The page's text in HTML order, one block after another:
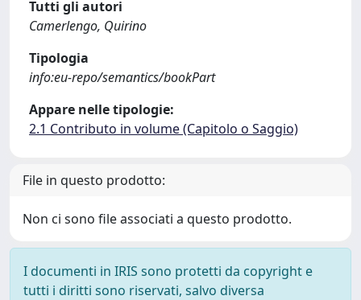
Tutti gli autori
Camerlengo, Quirino
Tipologia
info:eu-repo/semantics/bookPart
Appare nelle tipologie:
2.1 Contributo in volume (Capitolo o Saggio)
File in questo prodotto:
Non ci sono file associati a questo prodotto.
I documenti in IRIS sono protetti da copyright e
tutti i diritti sono riservati, salvo diversa